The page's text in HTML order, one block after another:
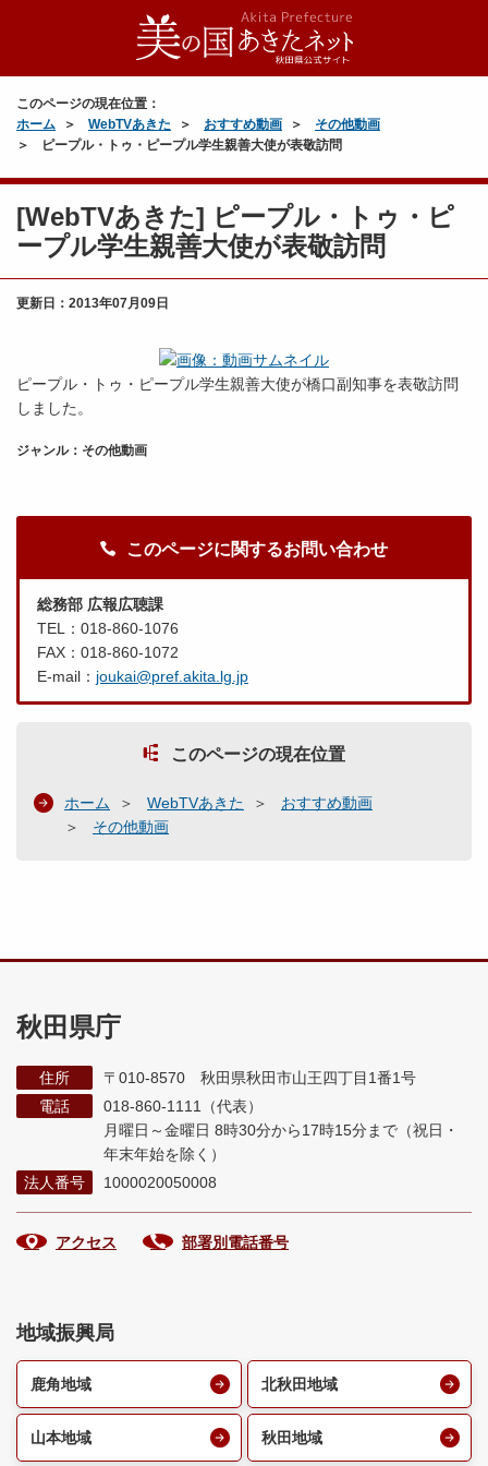
このページの現在位置：
ホーム
WebTVあきた おすすめ動画
その他動画
ピープル・トゥ・ピープル学生親善大使が表敬訪問
[WebTVあきた] ピープル・トゥ・ピ
ープル学生親善大使が表敬訪問
更新日： 2013年07月09日
ピープル・トゥ・ピープル学生親善大使が橋口副知事を表敬訪問
しました。
ジャンル：その他動画
このページに関するお問い合わせ
総務部 広報広聴課
TEL：018-860-1076
FAX：018-860-1072
E-mail： joukai@pref.akita.lg.jp
このページの現在位置
ホーム WebTVあきた
おすすめ動画
その他動画
秋田県庁
住所
〒010-8570 秋田県秋田市山王四丁目1番1号
電話
018-860-1111（代表）
月曜日～金曜日 8時30分から17時15分まで （祝日・
年末年始を除く）
法人番号
1000020050008
アクセス 部署別電話番号
地域振興局
鹿角地域 北秋田地域
山本地域 秋田地域